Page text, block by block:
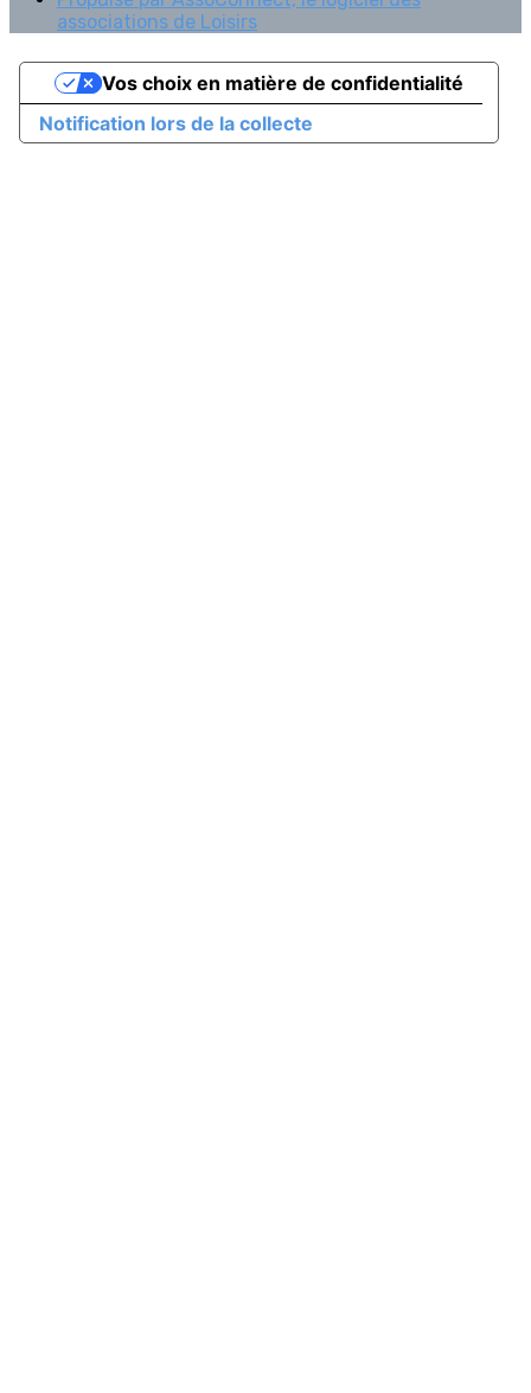
associations de Loisirs
Notification lors de la collecte
Vos choix en matière de confidentialité